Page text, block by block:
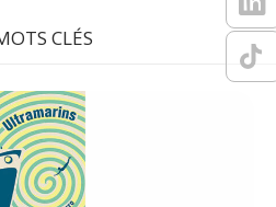
CLÉS